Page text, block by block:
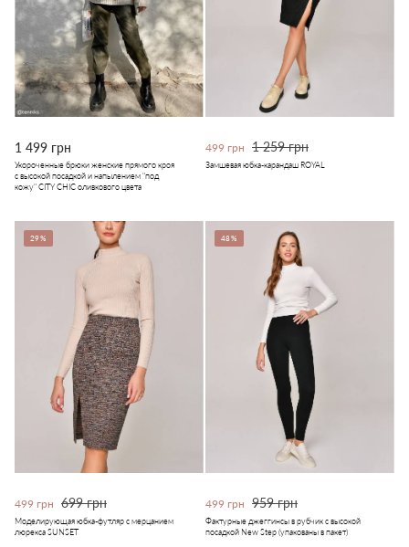
1 499 грн
Укороченные брюки женские прямого кроя
с высокой посадкой и напылением "под
кожу" CITY CHIC оливкового цвета
499 грн 1 259 грн
Замшевая юбка-карандаш ROYAL
29%
499 грн 699 грн
Моделирующая юбка-футляр с мерцанием
люрекса SUNSET
48%
499 грн 959 грн
Фактурные джеггинсы в рубчик с высокой
посадкой New Step (упакованы в пакет)